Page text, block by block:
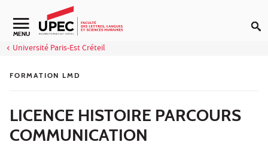
Aller au contenu
Navigation secondaire
MENU
Université Paris-Est Créteil
FORMATION LMD
LICENCE HISTOIRE PARCOURS
COMMUNICATION